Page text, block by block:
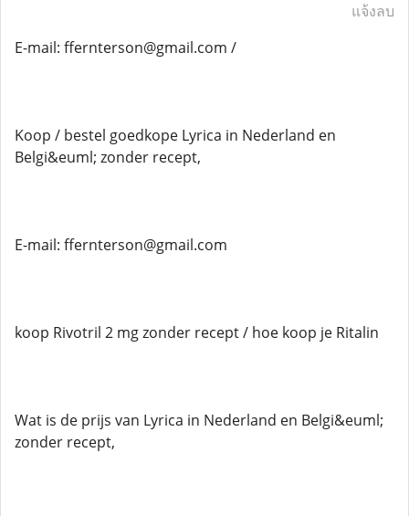
แจ้งลบ
E-mail: ffernterson@gmail.com /
Koop / bestel goedkope Lyrica in Nederland en
Belgi&euml; zonder recept,
E-mail: ffernterson@gmail.com
koop Rivotril 2 mg zonder recept / hoe koop je Ritalin
Wat is de prijs van Lyrica in Nederland en Belgi&euml;
zonder recept,